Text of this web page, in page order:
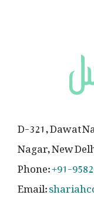
D-321, Dawat
Nagar, New
Phone:+91-
Email: